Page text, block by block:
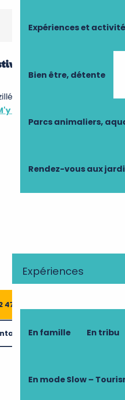
Expériences et
Bien être, détente
Parcs animaliers,
Rendez-vous aux
Expériences
En famille En tribu
En mode Slow –
de théâtre de
-, 37150 Bléré
rendre
47 23 58
nous